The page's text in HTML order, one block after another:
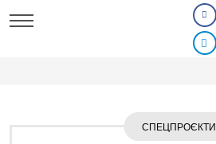
СПЕЦПРОЄКТИ